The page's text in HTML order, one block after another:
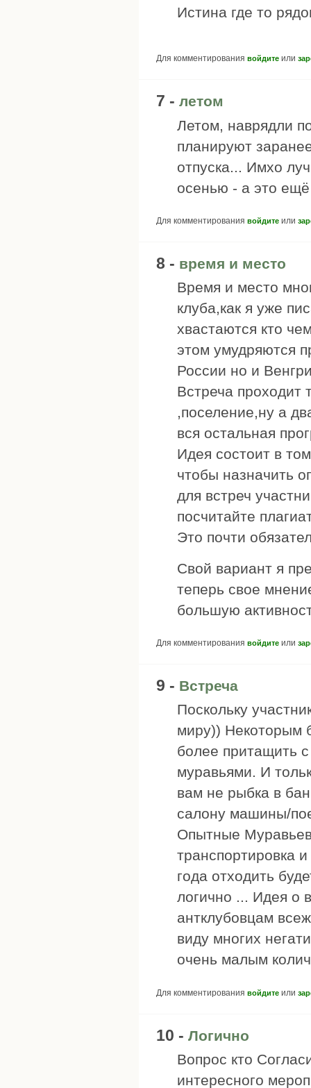
Истина где то
Для комментирования войдите или
7 - летом
Летом, наврядли
планируют
отпуска... Имхо
осенью - а это
Для комментирования войдите или
8 - время и место
Время и место
клуба,как я уже
хвастаются кто
этом умудряются
России но и
Встреча проходит
,поселение,ну а
вся остальная
Идея состоит в
чтобы назначить
для встреч
посчитайте
Это почти
Свой вариант я
теперь свое
большую
Для комментирования войдите или
9 - Встреча
Поскольку
миру)) Некоторым
более притащить
муравьями. И
вам не рыбка в
салону машины/
Опытные
транспортировка
года отходить
логично ... Идея о
антклубовцам
виду многих
очень малым
Для комментирования войдите или
10 - Логично
Вопрос кто
интересного